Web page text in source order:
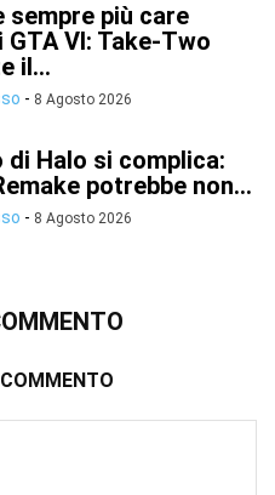
sempre più care
GTA VI: Take-Two
il...
- 8 Agosto 2026
Halo si complica:
potrebbe non...
- 8 Agosto 2026